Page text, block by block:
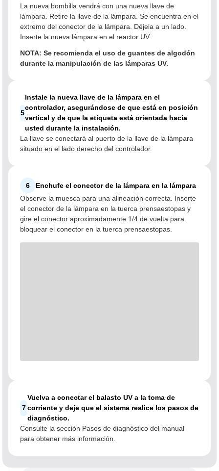
La nueva bombilla vendrá con una nueva llave de
lámpara. Retire la llave de la lámpara. Se encuentra en el
extremo del conector de la lámpara. Déjela a un lado.
Inserte la nueva lámpara en el reactor UV.
NOTA: Se recomienda el uso de guantes de algodón
durante la manipulación de las lámparas UV.
5
Instale la nueva llave de la lámpara en el
controlador, asegurándose de que está en posición
vertical y de que la etiqueta está orientada hacia
usted durante la instalación.
La llave se conectará al puerto de la llave de la lámpara
situado en el lado derecho del controlador.
6
Enchufe el conector de la lámpara en la lámpara
Observe la muesca para una alineación correcta. Inserte
el conector de la lámpara en la tuerca prensaestopas y
gire el conector aproximadamente 1/4 de vuelta para
bloquear el conector en la tuerca prensaestopas.
7
Vuelva a conectar el balasto UV a la toma de
corriente y deje que el sistema realice los pasos de
diagnóstico.
Consulte la sección Pasos de diagnóstico del manual
para obtener más información.